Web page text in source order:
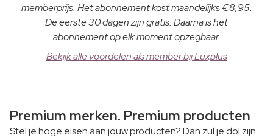
memberprijs. Het abonnement kost maandelijks €8,95.
De eerste 30 dagen zijn gratis. Daarna is het
abonnement op elk moment opzegbaar.
Bekijk alle voordelen als member bij Luxplus
Premium merken. Premium producten
Stel je hoge eisen aan jouw producten? Dan zul je dol zijn